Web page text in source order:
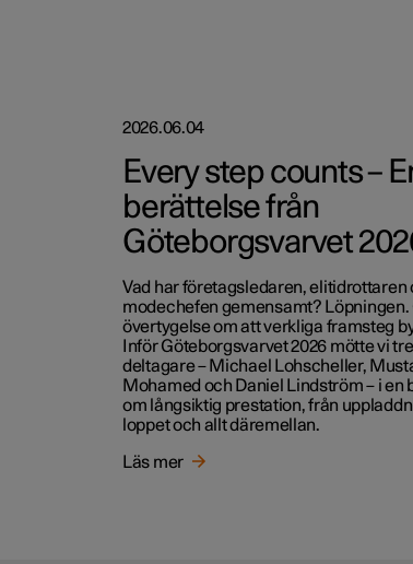
2026.06.04
Every step counts –
berättelse från
Göteborgsvarvet
Vad har företagsledaren, elitidrottaren
modechefen gemensamt? Löpningen.
övertygelse om att verkliga framsteg
Inför Göteborgsvarvet 2026 mötte vi
deltagare – Michael Lohscheller,
Mohamed och Daniel Lindström – i en
om långsiktig prestation, från
loppet och allt däremellan.
Läs mer